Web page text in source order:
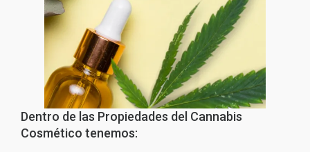
Dentro de las Propiedades del Cannabis
Cosmético tenemos: